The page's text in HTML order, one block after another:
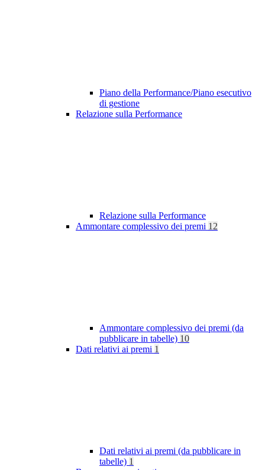
Piano della Performance/Piano esecutivo
di gestione
Relazione sulla Performance
Relazione sulla Performance
Ammontare complessivo dei premi 12
Ammontare complessivo dei premi (da
pubblicare in tabelle) 10
Dati relativi ai premi 1
Dati relativi ai premi (da pubblicare in
tabelle) 1